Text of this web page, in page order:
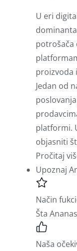
U eri
potrošača
proizvoda
Jedan od
platformi.
objasniti
Pročitaj
Upoznaj
Način
Šta
Naša